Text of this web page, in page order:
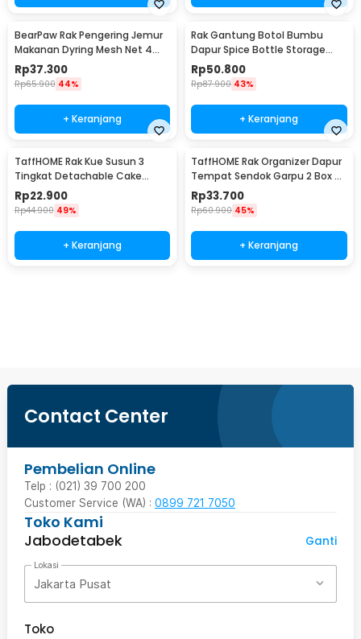
BearPaw Rak Pengering Jemur
Makanan Dyring Mesh Net 4
Layer S - G58
Rp37.300
Rp65.900 44%
+ Keranjang
Rak Gantung Botol Bumbu
Dapur Spice Bottle Storage
Rack 3 Slot - E2006
Rp50.800
Rp87.900 43%
+ Keranjang
TaffHOME Rak Kue Susun 3
Tingkat Detachable Cake
Stand Display - CF431
Rp22.900
Rp44.900 49%
+ Keranjang
TaffHOME Rak Organizer Dapur
Tempat Sendok Garpu 2 Box -
LL251
Rp33.700
Rp60.900 45%
+ Keranjang
Contact Center
Pembelian Online
Telp : (021) 39 700 200
Customer Service (WA) : 0899 721 7050
Toko Kami
Jabodetabek
Ganti
Lokasi
Jakarta Pusat
Toko